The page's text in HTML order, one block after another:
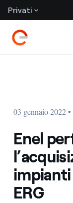
Privati
03 gennaio 2022
Enel
ERG